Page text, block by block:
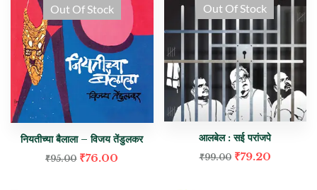
Out Of Stock
नियतीच्या बैलाला – विजय तेंडुलकर
₹95.00 ₹76.00
Out Of Stock
आलबेल : सई परांजपे
₹99.00 ₹79.20